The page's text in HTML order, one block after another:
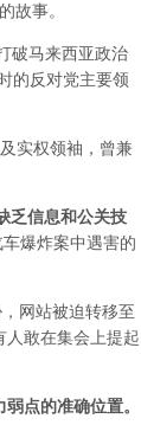
故事。
破马来西亚政治
的反对党主要领
实权领袖，曾兼
乏信息和公关技
爆炸案中遇害的
网站被迫转移至
人敢在集会上提起
弱点的准确位置。